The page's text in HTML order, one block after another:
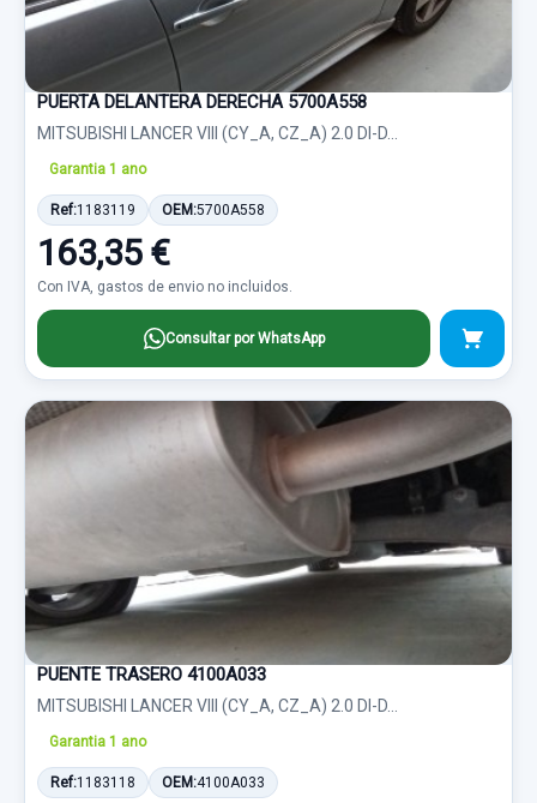
PUERTA DELANTERA DERECHA 5700A558
MITSUBISHI LANCER VIII (CY_A, CZ_A) 2.0 DI-D...
Garantia 1 ano
Ref:1183119 OEM:5700A558
163,35 €
Con IVA, gastos de envio no incluidos.
Consultar por WhatsApp
PUENTE TRASERO 4100A033
MITSUBISHI LANCER VIII (CY_A, CZ_A) 2.0 DI-D...
Garantia 1 ano
Ref:1183118 OEM:4100A033